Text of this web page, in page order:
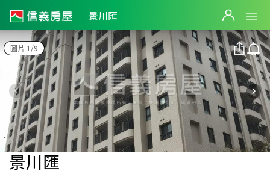
景川匯
圖片 1/9
景川匯